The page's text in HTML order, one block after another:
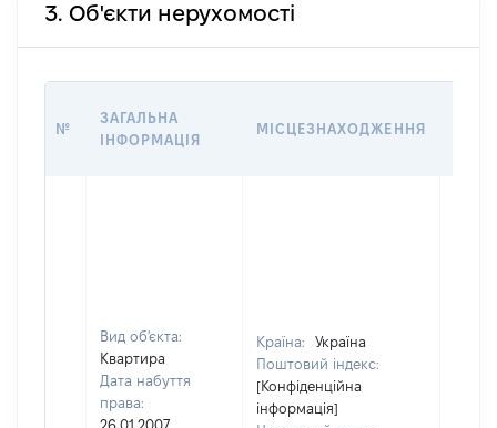
3. Об'єкти нерухомості
№
ЗАГАЛЬНА
ІНФОРМАЦІЯ
МІСЦЕЗНАХОДЖЕННЯ
Вид об'єкта:
Квартира
Дата набуття
права:
26.01.2007
Країна:
Україна
Поштовий індекс:
[Конфіденційна
інформація]